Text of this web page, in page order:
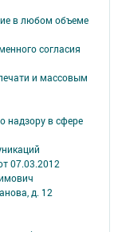
в любом объеме
согласия
и массовым
надзору в сфере
07.03.2012
д. 12